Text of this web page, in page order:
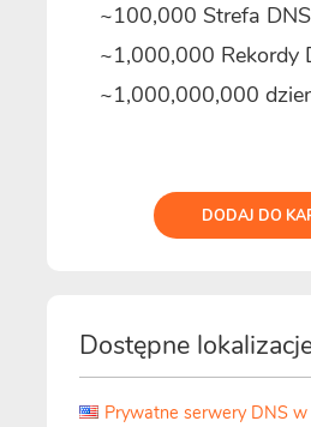
~100,000 Strefa DNS
~1,000,000 Rekordy
~1,000,000,000
DODAJ DO
Dostępne
Prywatne serwery DNS w